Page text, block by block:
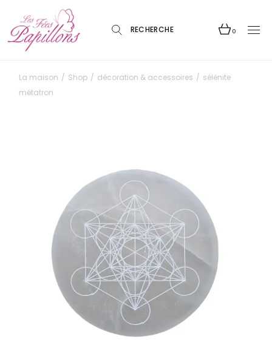
content 0
La maison Shop décoration & accessoires
sélénite
métatron